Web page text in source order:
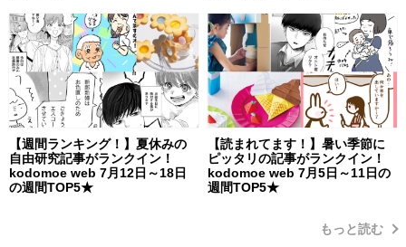
【週間ランキング！】夏休みの
自由研究記事がランクイン！
kodomoe web 7月12日～18日
の週間TOP5★
【読まれてます！】暑い季節に
ピッタリの記事がランクイン！
kodomoe web 7月5日～11日の
週間TOP5★
もっと読む